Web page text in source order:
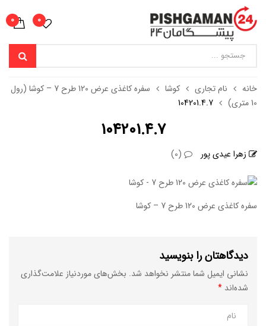
0
0
خانه نام تجاری کوشا
سفره کاغذی عرض 120 طرح 7 – کوشا (رول
10 متری)
104201.4.7
104201.4.7
زهرا عیدی پور (0)
سفره کاغذی عرض 120 طرح 7 – کوشا
دیدگاهتان را بنویسید
نشانی ایمیل شما منتشر نخواهد شد. بخش‌های موردنیاز علامت‌گذاری
شده‌اند *